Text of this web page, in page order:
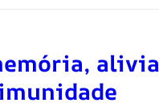
alivia